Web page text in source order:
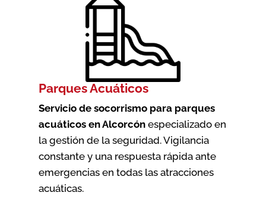
Parques Acuáticos
Servicio de socorrismo para parques
acuáticos en Alcorcón especializado en
la gestión de la seguridad. Vigilancia
constante y una respuesta rápida ante
emergencias en todas las atracciones
acuáticas.